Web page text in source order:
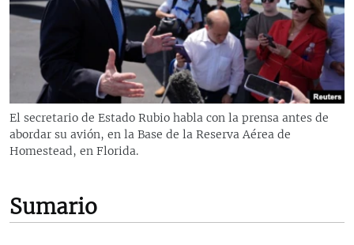
RADIO MARTÍ
ESPECIALES
ESPECIALES
LA REALIDAD DE LA VIVIENDA EN CUBA
SER VIEJO EN CUBA
MULTIMEDIA
EDITORIALES
SÍGUENOS
El secretario de Estado Rubio habla con la prensa antes de
abordar su avión, en la Base de la Reserva Aérea de
Homestead, en Florida.
Sumario